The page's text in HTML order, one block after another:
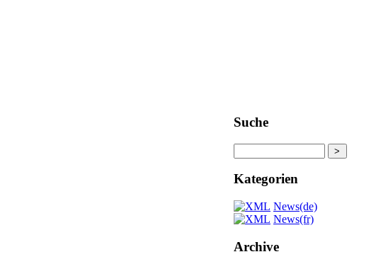
Suche
Kategorien
News(de)
News(fr)
Archive